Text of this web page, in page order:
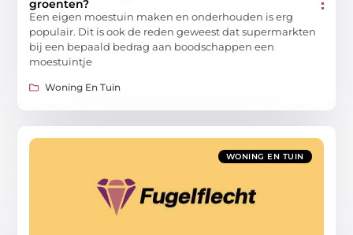
groenten?
Een eigen moestuin maken en onderhouden is erg
populair. Dit is ook de reden geweest dat supermarkten
bij een bepaald bedrag aan boodschappen een
moestuintje
Woning En Tuin
WONING EN TUIN